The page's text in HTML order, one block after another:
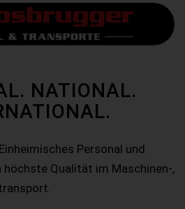
NATIONAL.
Personal und
höchste Qualität im Maschinen-,